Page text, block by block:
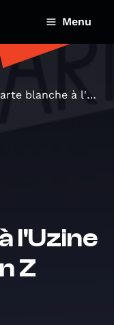
Menu
Carte blanche à l'Uzine - l'Uzine avec un Z
l'Uzine
Z